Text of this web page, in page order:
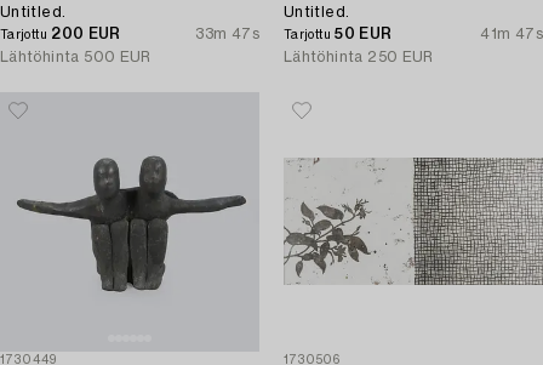
Untitled.
Tarjottu 200 EUR
33m 47s
Lähtöhinta 500 EUR
Untitled.
Tarjottu50 EUR
41m 47s
Lähtöhinta 250 EUR
1730449 1730506